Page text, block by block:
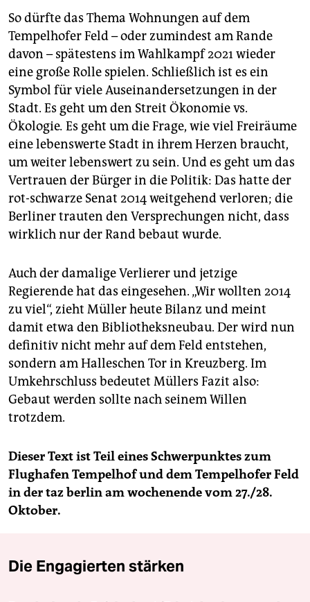
So dürfte das Thema Wohnungen auf dem
Tempelhofer Feld – oder zumindest am Rande
davon – spätestens im Wahlkampf 2021 wieder
eine große Rolle spielen. Schließlich ist es ein
Symbol für viele Auseinandersetzungen in der
Stadt. Es geht um den Streit Ökonomie vs.
Ökologie. Es geht um die Frage, wie viel Freiräume
eine lebenswerte Stadt in ihrem Herzen braucht,
um weiter lebenswert zu sein. Und es geht um das
Vertrauen der Bürger in die Politik: Das hatte der
rot-schwarze Senat 2014 weitgehend verloren; die
Berliner trauten den Versprechungen nicht, dass
wirklich nur der Rand bebaut wurde.
Auch der damalige Verlierer und jetzige
Regierende hat das eingesehen. „Wir wollten 2014
zu viel“, zieht Müller heute Bilanz und meint
damit etwa den Bibliotheksneubau. Der wird nun
definitiv nicht mehr auf dem Feld entstehen,
sondern am Halleschen Tor in Kreuzberg. Im
Umkehrschluss bedeutet Müllers Fazit also:
Gebaut werden sollte nach seinem Willen
trotzdem.
Dieser Text ist Teil eines Schwerpunktes zum
Flughafen Tempelhof und dem Tempelhofer Feld
in der taz berlin am wochenende vom 27./28.
Oktober.
Die Engagierten stärken